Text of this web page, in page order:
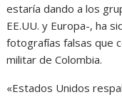
estaría dando a los
EE.UU. y Europa-, ha
fotografías falsas que
militar de Colombia.
«Estados Unidos